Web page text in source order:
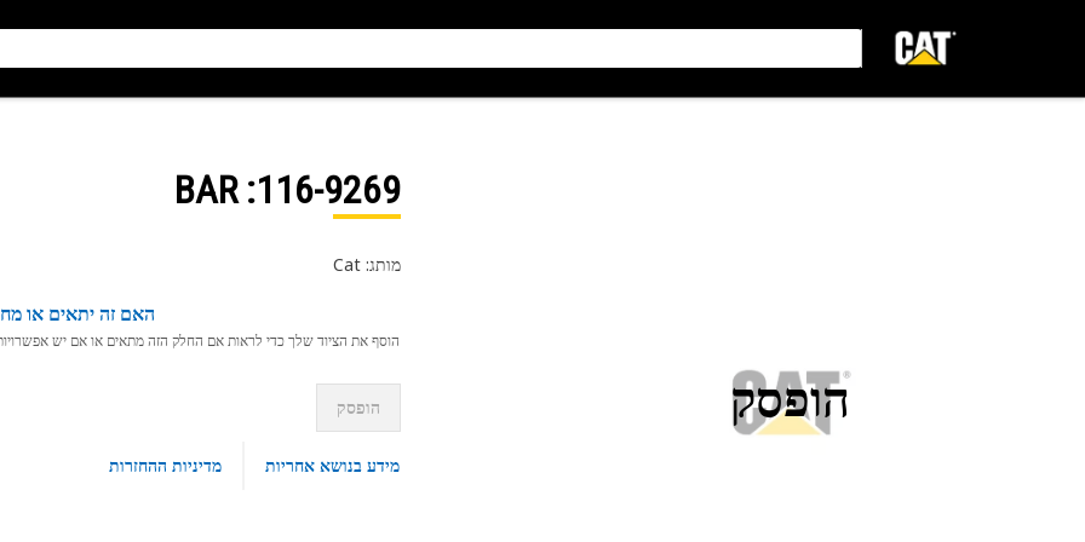
הופסק
116-9269
: BAR
מותג: Cat
האם זה יתאים או
הוסף את הציוד שלך כדי לראות אם החלק הזה מתאים או אם יש אפשרויות
הופסק
מידע בנושא אחריות מדיניות ההחזרות